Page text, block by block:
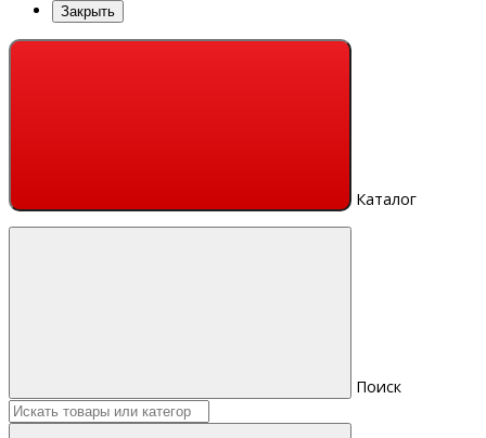
Закрыть
Каталог
Поиск